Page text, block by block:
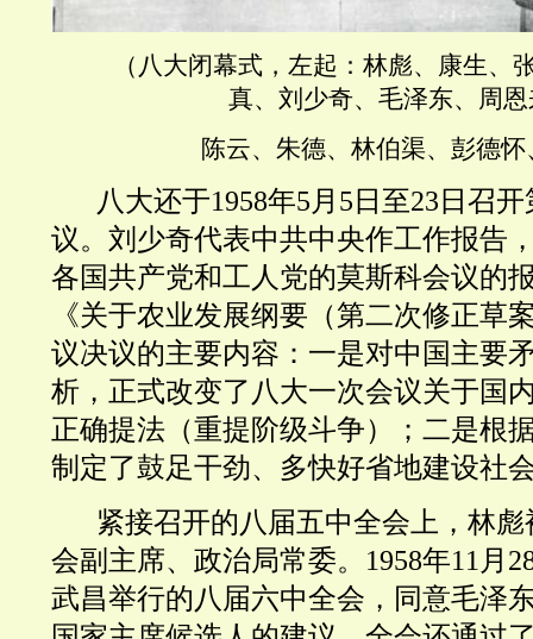
（八大闭幕式，左起：林彪、康生、
真、刘少奇、毛泽东、周
陈云、朱德、林伯渠、彭德
八大还于1958年5月5日至23日召
议。刘少奇代表中共中央作工作报告
各国共产党和工人党的莫斯科会议的
《关于农业发展纲要（第二次修正草
议决议的主要内容：一是对中国主要
析，正式改变了八大一次会议关于国
正确提法（重提阶级斗争）；二是根
制定了鼓足干劲、多快好省地建设社
紧接召开的八届五中全会上，林
会副主席、政治局常委。1958年11月
武昌举行的八届六中全会，同意毛泽